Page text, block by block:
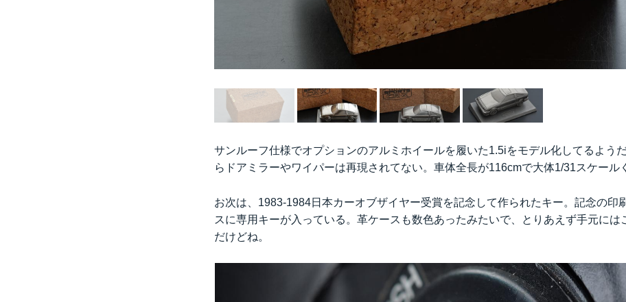
サンルーフ仕様でオプションのアルミホイールを履いた1.5iをモデル化してるよう
らドアミラーやワイパーは再現されてない。車体全長が116cmで大体1/31スケール
お次は、1983-1984日本カーオブザイヤー受賞を記念して作られたキー。記念の印
スに専用キーが入っている。革ケースも数色あったみたいで、とりあえず手元には
だけどね。